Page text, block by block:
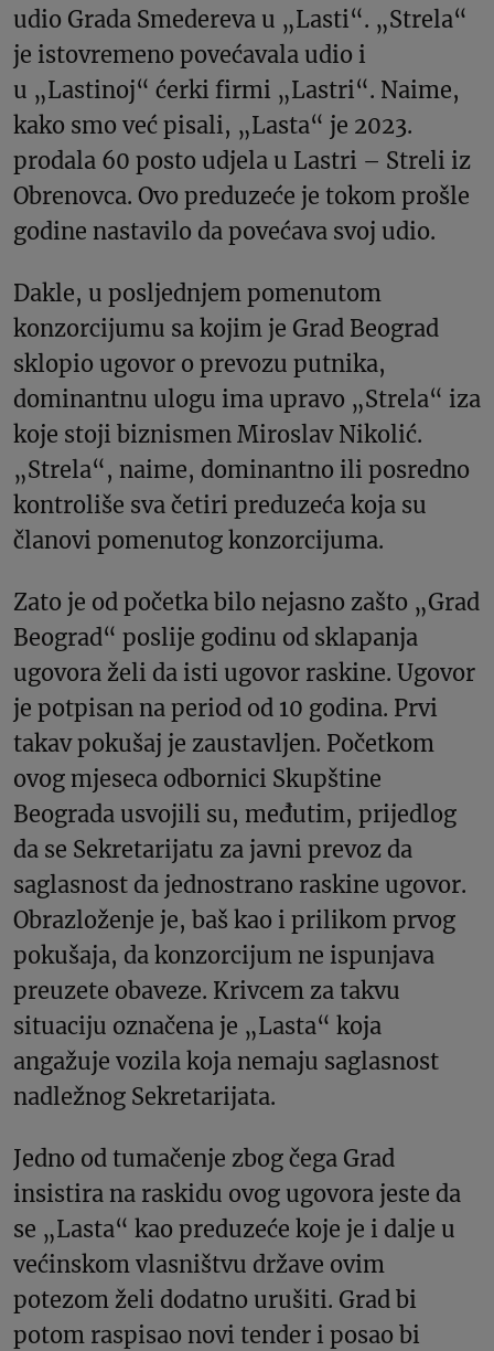
udio Grada Smedereva u „Lasti“. „Strela“
je istovremeno povećavala udio i
u „Lastinoj“ ćerki firmi „Lastri“. Naime,
kako smo već pisali, „Lasta“ je 2023.
prodala 60 posto udjela u Lastri – Streli iz
Obrenovca. Ovo preduzeće je tokom prošle
godine nastavilo da povećava svoj udio.
Dakle, u posljednjem pomenutom
konzorcijumu sa kojim je Grad Beograd
sklopio ugovor o prevozu putnika,
dominantnu ulogu ima upravo „Strela“ iza
koje stoji biznismen Miroslav Nikolić.
„Strela“, naime, dominantno ili posredno
kontroliše sva četiri preduzeća koja su
članovi pomenutog konzorcijuma.
Zato je od početka bilo nejasno zašto „Grad
Beograd“ poslije godinu od sklapanja
ugovora želi da isti ugovor raskine. Ugovor
je potpisan na period od 10 godina. Prvi
takav pokušaj je zaustavljen. Početkom
ovog mjeseca odbornici Skupštine
Beograda usvojili su, međutim, prijedlog
da se Sekretarijatu za javni prevoz da
saglasnost da jednostrano raskine ugovor.
Obrazloženje je, baš kao i prilikom prvog
pokušaja, da konzorcijum ne ispunjava
preuzete obaveze. Krivcem za takvu
situaciju označena je „Lasta“ koja
angažuje vozila koja nemaju saglasnost
nadležnog Sekretarijata.
Jedno od tumačenje zbog čega Grad
insistira na raskidu ovog ugovora jeste da
se „Lasta“ kao preduzeće koje je i dalje u
većinskom vlasništvu države ovim
potezom želi dodatno urušiti. Grad bi
potom raspisao novi tender i posao bi